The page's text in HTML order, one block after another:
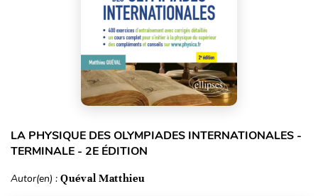
LA PHYSIQUE DES OLYMPIADES INTERNATIONALES -
TERMINALE - 2E ÉDITION
Autor(en) : Quéval Matthieu